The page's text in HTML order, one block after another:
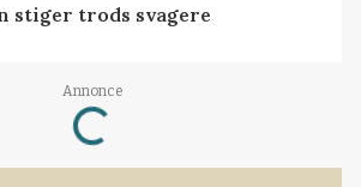
stiger trods svagere
Annonce
Loading...